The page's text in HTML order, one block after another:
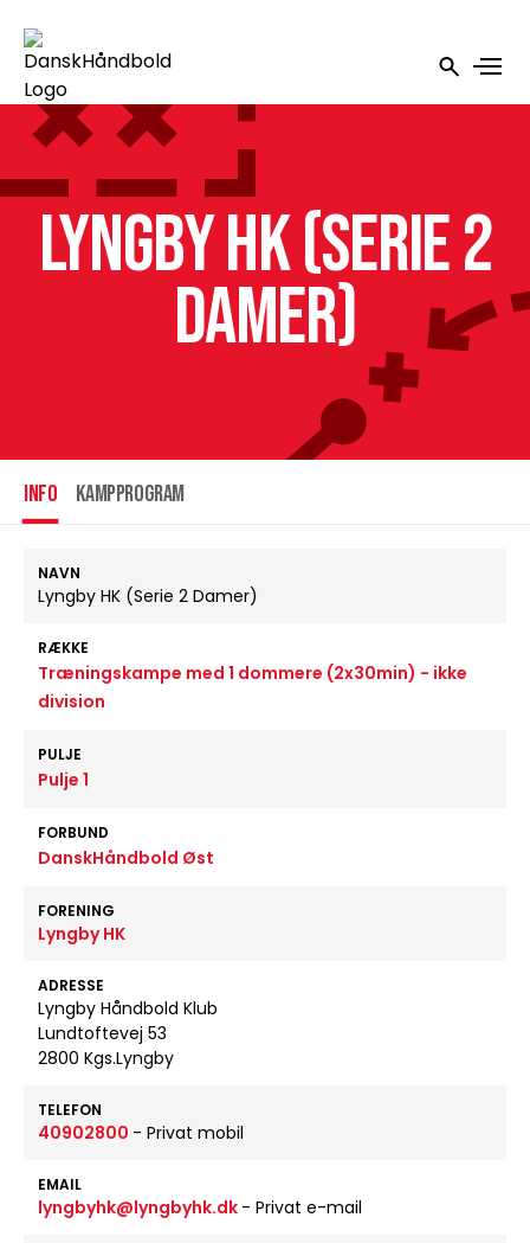
Lyngby HK (Serie 2
Damer)
INFO Kampprogram
NAVN
Lyngby HK (Serie 2 Damer)
RÆKKE
Træningskampe med 1 dommere (2x30min) - ikke
division
PULJE
Pulje 1
FORBUND
DanskHåndbold Øst
FORENING
Lyngby HK
ADRESSE
Lyngby Håndbold Klub
Lundtoftevej 53
2800 Kgs.Lyngby
TELEFON
40902800 - Privat mobil
EMAIL
lyngbyhk@lyngbyhk.dk - Privat e-mail